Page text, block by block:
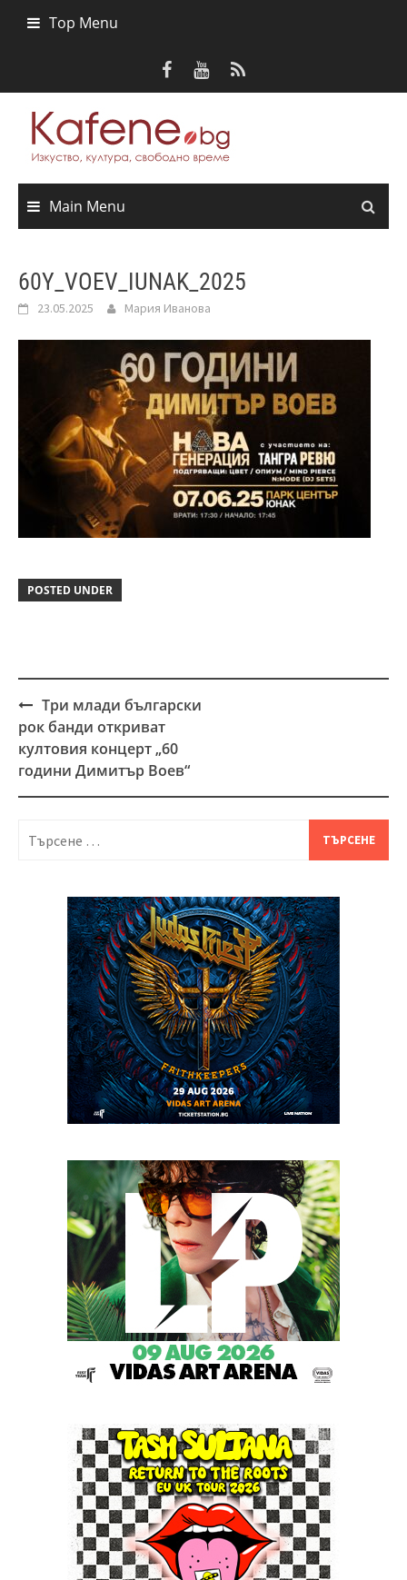
Top Menu
Main Menu
60Y_VOEV_IUNAK_2025
23.05.2025 Мария Иванова
POSTED UNDER
Post
navigation
Три млади български
рок банди откриват
култовия концерт „60
години Димитър Воев“
за: